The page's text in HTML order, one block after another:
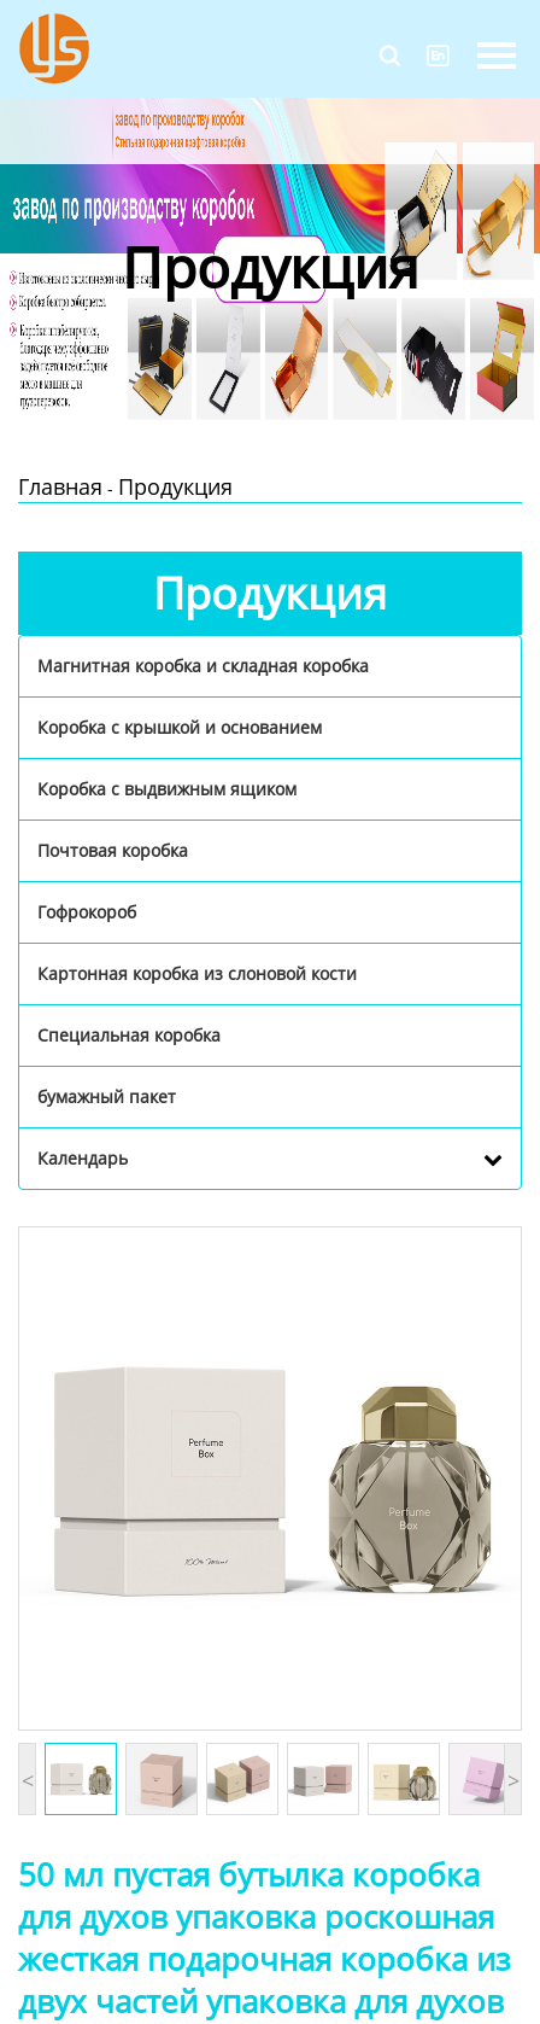
 
Главная
Продукция
О Нас
Контакты Продукция
Главная - Продукция
Продукция
Магнитная коробка и складная коробка
Коробка с крышкой и основанием
Коробка с выдвижным ящиком
Почтовая коробка
Гофрокороб
Картонная коробка из слоновой кости
Специальная коробка
бумажный пакет
Календарь
< >
50 мл пустая бутылка коробка
для духов упаковка роскошная
жесткая подарочная коробка из
двух частей упаковка для духов